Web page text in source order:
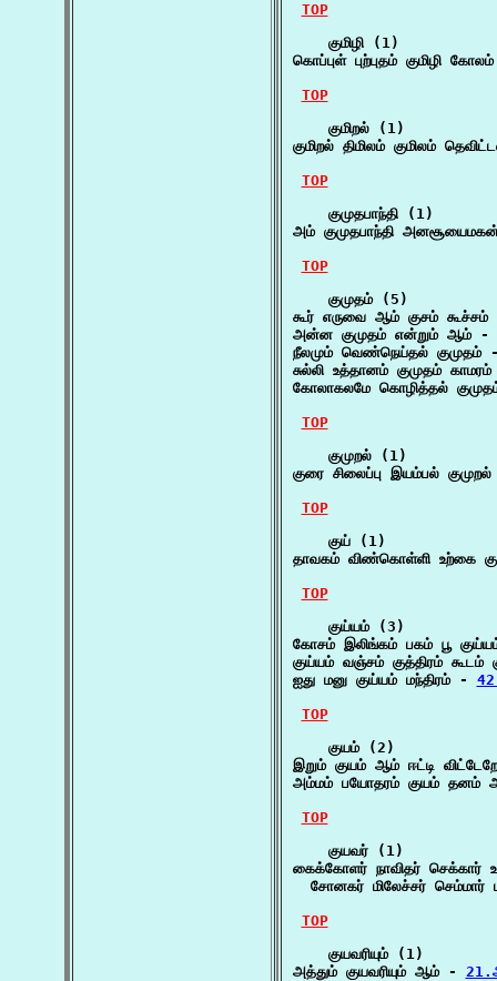
TOP
    குமிழி (1)
கொப்புள் புற்புதம் குமிழி
TOP
    குமிறல் (1)
குமிறல் திமிலம் குமிலம்
TOP
    குமுதபாந்தி (1)
அம் குமுதபாந்தி
TOP
    குமுதம் (5)
கூர் எருவை ஆம் குசம் கூச்சம்
அன்ன குமுதம் என்றும் ஆம் -
நீலமும் வெண்நெய்தல்
சுல்லி உத்தானம் குமுதம்
கோலாகலமே கொழித்தல்
TOP
    குமுறல் (1)
குரை சிலைப்பு இயம்பல்
TOP
    குய் (1)
தாவகம் விண்கொள்ளி உற்கை
TOP
    குய்யம் (3)
கோசம் இலிங்கம் பகம் பூ
குய்யம் வஞ்சம் குத்திரம்
ஐது மனு குய்யம் மந்திரம் -
TOP
    குயம் (2)
இறும் குயம் ஆம் ஈட்டி
அம்மம் பயோதரம் குயம்
TOP
    குயவர் (1)
கைக்கோளர் நாவிதர் செக்கார்
சோனகர் மிலேச்சர்
TOP
    குயவரியும் (1)
அத்தும் குயவரியும் ஆம் -